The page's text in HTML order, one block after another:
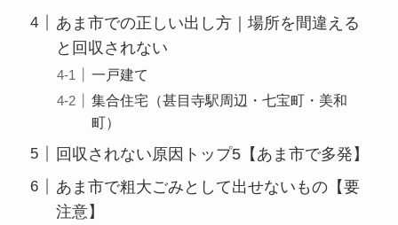
あま市での正しい出し方｜場所を間違える
と回収されない
一戸建て
集合住宅（甚目寺駅周辺・七宝町・美和
町）
回収されない原因トップ5【あま市で多発】
あま市で粗大ごみとして出せないもの【要
注意】